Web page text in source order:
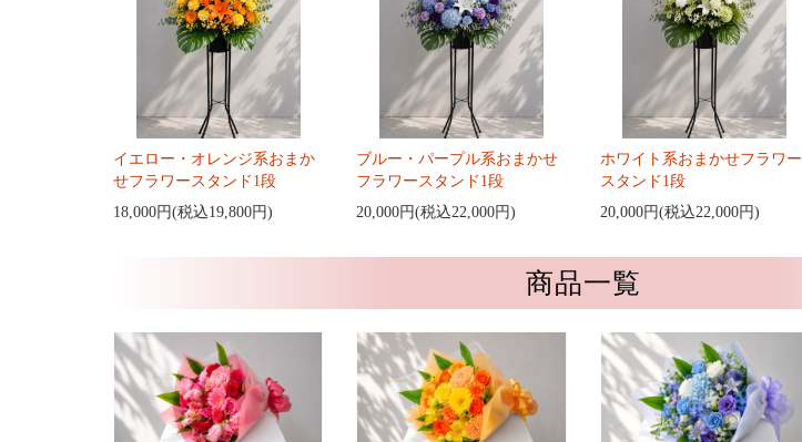
イエロー・オレンジ系おまか
せフラワースタンド1段
18,000円(税込19,800円)
ブルー・パープル系おまかせ
フラワースタンド1段
20,000円(税込22,000円)
ホワイト系おまかせフラワー
スタンド1段
20,000円(税込22,000円)
商品一覧